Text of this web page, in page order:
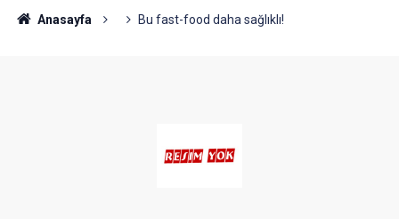
Anasayfa Bu fast-food daha sağlıklı!